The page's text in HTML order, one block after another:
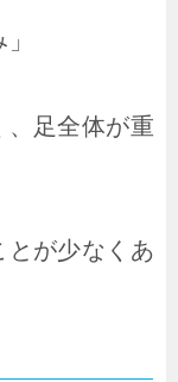
、足全体が重
とが少なくあ